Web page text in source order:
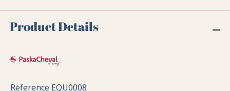
Product Details
Reference EQU0008